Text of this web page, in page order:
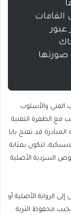
القامات
عبور
صورتها
الفني والأسلوب
مع الطفرة التقنية
قد تفتح بابا
لتكون بمثابة
السردية الأصلية
الرواية الأصلية أو
محفوظ الثرية